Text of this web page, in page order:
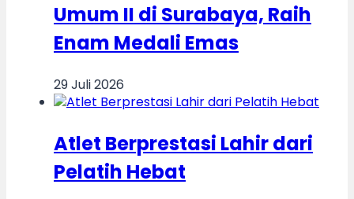
Umum II di Surabaya, Raih
Enam Medali Emas
29 Juli 2026
Atlet Berprestasi Lahir dari
Pelatih Hebat